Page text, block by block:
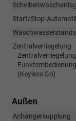
Start/Stop-
Zentralverriegelung
(Keyless Go)
Außen
Anhängerkupplung